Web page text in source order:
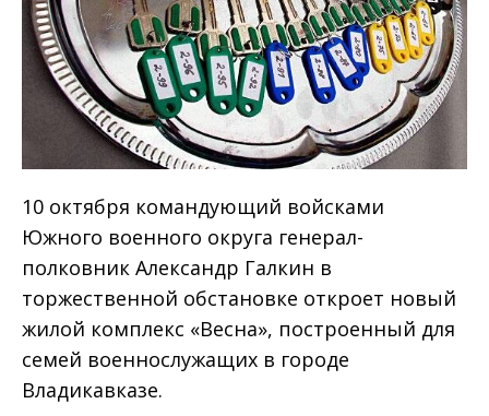
10 октября командующий войсками
Южного военного округа генерал-
полковник Александр Галкин в
торжественной обстановке откроет новый
жилой комплекс «Весна», построенный для
семей военнослужащих в городе
Владикавказе.